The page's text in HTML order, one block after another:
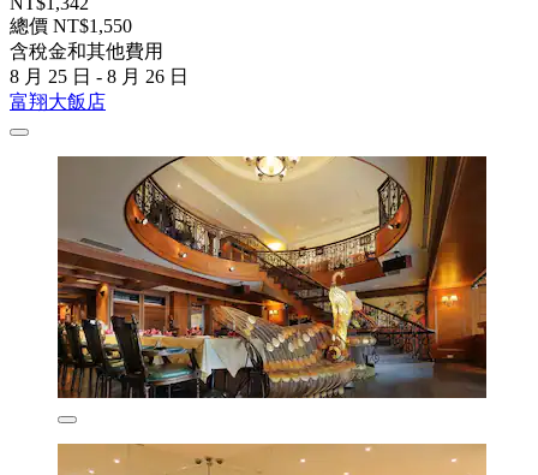
總價 NT$1,550
含稅金和其他費用
8 月 25 日 - 8 月 26 日
富翔大飯店